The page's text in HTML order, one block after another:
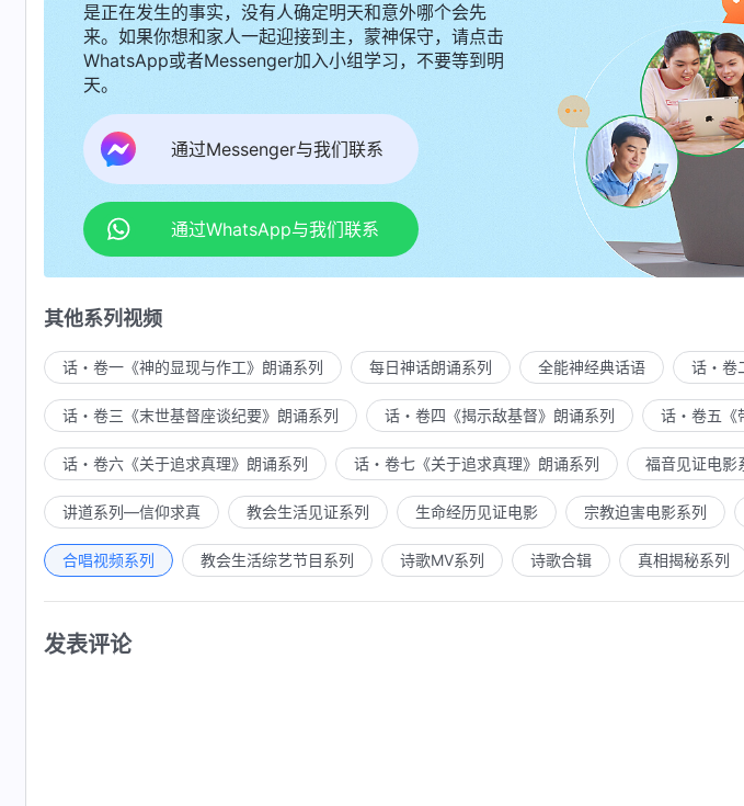
——《话・卷一 神的显现与作工・只有末后
是正在发生的事实，没有人确定明天和意外哪个会先
来。如果你想和家人一起迎接到主，蒙神保守，请点击
WhatsApp或者Messenger加入小组学习，不要等到明
天。
通过Messenger与我们联系
通过WhatsApp与我们联系
其他系列视频
话・卷一《神的显现与作工》朗诵系列 每日神话朗诵系列 全能神经典话语 话・卷
话・卷三《末世基督座谈纪要》朗诵系列 话・卷四《揭示敌基督》朗诵系列 话・卷五《
话・卷六《关于追求真理》朗诵系列 话・卷七《关于追求真理》朗诵系列 福音见证电影
讲道系列—信仰求真 教会生活见证系列 生命经历见证电影 宗教迫害电影系列
合唱视频系列 教会生活综艺节目系列 诗歌MV系列 诗歌合辑 真相揭秘系列
发表评论